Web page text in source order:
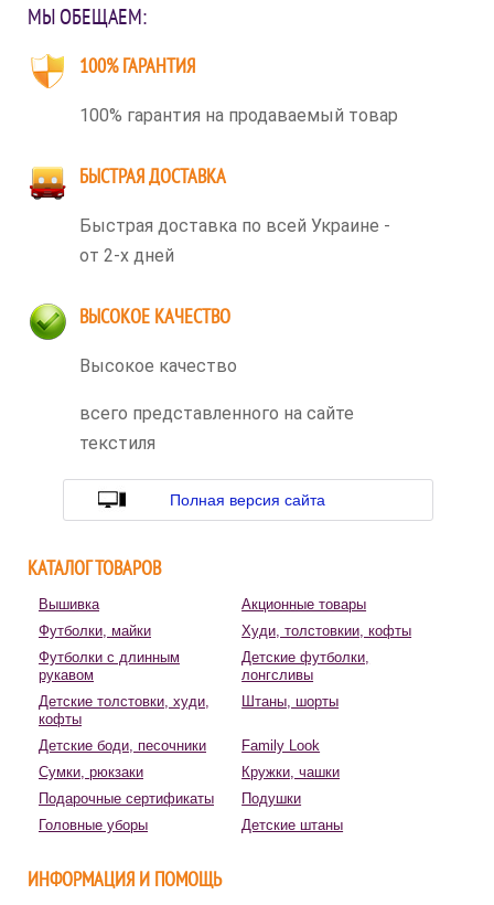
МЫ ОБЕЩАЕМ:
100% ГАРАНТИЯ
100% гарантия на продаваемый товар
БЫСТРАЯ ДОСТАВКА
Быстрая доставка по всей Украине -
от 2-х дней
ВЫСОКОЕ КАЧЕСТВО
Высокое качество
всего представленного на сайте
текстиля
Полная версия сайта
КАТАЛОГ ТОВАРОВ
Вышивка
Акционные товары
Футболки, майки
Худи, толстовкии, кофты
Футболки с длинным
рукавом
Детские футболки,
лонгсливы
Детские толстовки, худи,
кофты
Штаны, шорты
Детские боди, песочники
Family Look
Сумки, рюкзаки
Кружки, чашки
Подарочные сертификаты
Подушки
Головные уборы
Детские штаны
ИНФОРМАЦИЯ И ПОМОЩЬ